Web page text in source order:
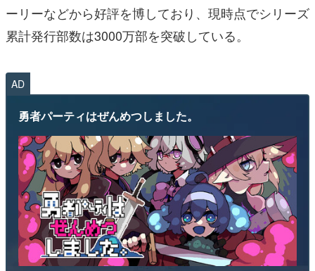
ーリーなどから好評を博しており、現時点でシリーズ
累計発行部数は3000万部を突破している。
AD
勇者パーティはぜんめつしました。